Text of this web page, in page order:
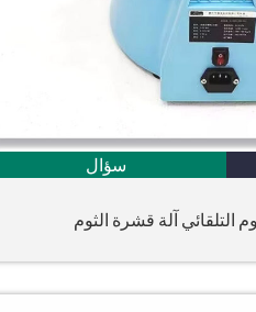
سؤال
آلة قشرة الثوم